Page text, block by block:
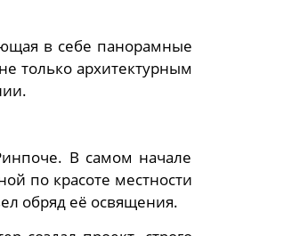
в себе панорамные
только архитектурным
В самом начале
по красоте местности
обряд её освящения.